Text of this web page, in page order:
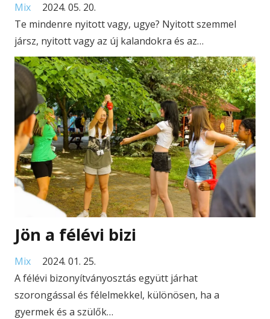
Mix
2024. 05. 20.
Te mindenre nyitott vagy, ugye? Nyitott szemmel
jársz, nyitott vagy az új kalandokra és az…
Jön a félévi bizi
Mix
2024. 01. 25.
A félévi bizonyítványosztás együtt járhat
szorongással és félelmekkel, különösen, ha a
gyermek és a szülők…